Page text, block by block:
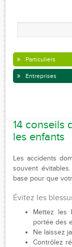
Particuliers
Entreprises
14 conseils
les enfants
Les accidents
souvent
base pour que
Évitez les
Mettez les
portée des
Ne laissez
Contrôlez